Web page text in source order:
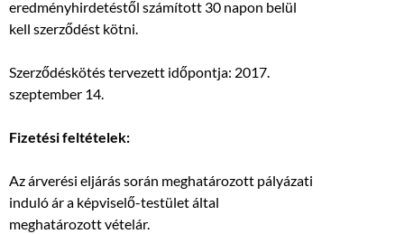
eredményhirdetéstől számított 30 napon belül
kell szerződést kötni.
Szerződéskötés tervezett időpontja: 2017.
szeptember 14.
Fizetési feltételek:
Az árverési eljárás során meghatározott pályázati
induló ár a képviselő-testület által
meghatározott vételár.